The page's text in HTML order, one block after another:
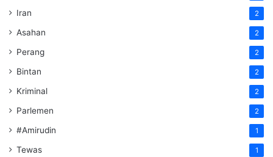
Iran 2
Asahan 2
Perang 2
Bintan 2
Kriminal 2
Parlemen 2
#Amirudin 1
Tewas 1